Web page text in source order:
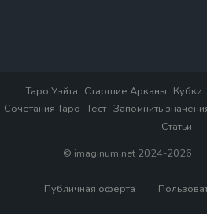
Таро Уэйта Старшие Арканы Кубки
Сочетания Таро Тест Запомнить
Статьи
© imaginum.net 2024-2026
Публичная оферта